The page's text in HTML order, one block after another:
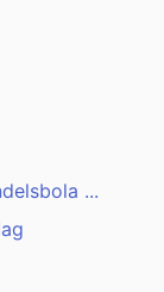
...